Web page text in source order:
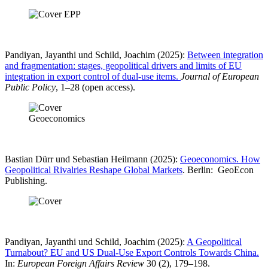
Pandiyan, Jayanthi und Schild, Joachim (2025): Between integration
and fragmentation: stages, geopolitical drivers and limits of EU
integration in export control of dual-use items. Journal of European
Public Policy, 1–28 (open access).
Bastian Dürr und Sebastian Heilmann (2025): Geoeconomics. How
Geopolitical Rivalries Reshape Global Markets. Berlin: ‎ GeoEcon
Publishing.
Pandiyan, Jayanthi und Schild, Joachim (2025): A Geopolitical
Turnabout? EU and US Dual-Use Export Controls Towards China.
In: European Foreign Affairs Review 30 (2), 179–198.